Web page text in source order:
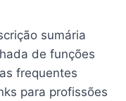
sumária
de funções
frequentes
para profissões